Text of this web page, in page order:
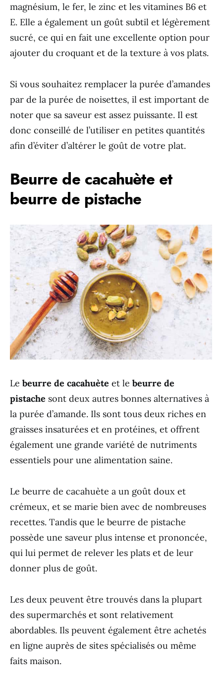
magnésium, le fer, le zinc et les vitamines B6 et
E. Elle a également un goût subtil et légèrement
sucré, ce qui en fait une excellente option pour
ajouter du croquant et de la texture à vos plats.
Si vous souhaitez remplacer la purée d’amandes
par de la purée de noisettes, il est important de
noter que sa saveur est assez puissante. Il est
donc conseillé de l’utiliser en petites quantités
afin d’éviter d’altérer le goût de votre plat.
Beurre de cacahuète et
beurre de pistache
Le beurre de cacahuète et le beurre de
pistache sont deux autres bonnes alternatives à
la purée d’amande. Ils sont tous deux riches en
graisses insaturées et en protéines, et offrent
également une grande variété de nutriments
essentiels pour une alimentation saine.
Le beurre de cacahuète a un goût doux et
crémeux, et se marie bien avec de nombreuses
recettes. Tandis que le beurre de pistache
possède une saveur plus intense et prononcée,
qui lui permet de relever les plats et de leur
donner plus de goût.
Les deux peuvent être trouvés dans la plupart
des supermarchés et sont relativement
abordables. Ils peuvent également être achetés
en ligne auprès de sites spécialisés ou même
faits maison.